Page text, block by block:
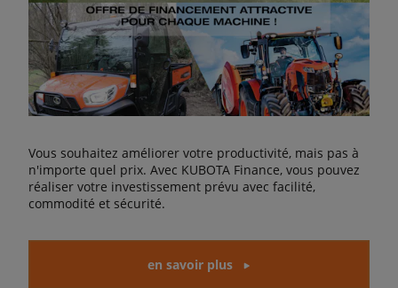
Vous souhaitez améliorer votre productivité, mais pas à
n'importe quel prix. Avec KUBOTA Finance, vous pouvez
réaliser votre investissement prévu avec facilité,
commodité et sécurité.
en savoir plus